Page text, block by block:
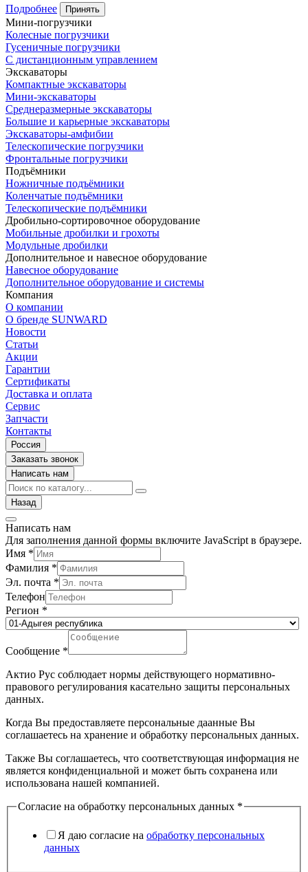
Подробнее Принять
Мини-погрузчики
Колесные погрузчики
Гусеничные погрузчики
С дистанционным управлением
Экскаваторы
Компактные экскаваторы
Мини-экскаваторы
Среднеразмерные экскаваторы
Большие и карьерные экскаваторы
Экскаваторы-амфибии
Телескопические погрузчики
Фронтальные погрузчики
Подъёмники
Ножничные подъёмники
Коленчатые подъёмники
Телескопические подъёмники
Дробильно-сортировочное оборудование
Мобильные дробилки и грохоты
Модульные дробилки
Дополнительное и навесное оборудование
Навесное оборудование
Дополнительное оборудование и системы
Компания
О компании
О бренде SUNWARD
Новости
Статьи
Акции
Гарантии
Сертификаты
Доставка и оплата
Сервис
Запчасти
Контакты
Россия
Заказать звонок
Написать нам
Назад
Написать нам
Для заполнения данной формы включите JavaScript в браузере.
Имя *
Фамилия *
Эл. почта *
Телефон
Регион *
Сообщение *
Актио Рус соблюдает нормы действующего нормативно-
правового регулирования касательно защиты персональных
данных.
Когда Вы предоставляете персональные даанные Вы
соглашаетесь на хранение и обработку персональных данных.
Также Вы соглашаетесь, что соответствующая информация не
является конфиденциальной и может быть сохранена или
использована нашей компанией.
Согласие на обработку персональных данных *
Я даю согласие на обработку персональных
данных